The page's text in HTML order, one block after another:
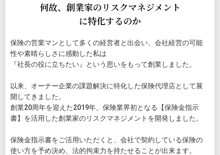
何故、創業家のリスクマネジメント
に特化するのか
保険の営業マンとして多くの経営者と出会い、会社経営の可能
性や素晴らしさに感動した私は
『社長の役に立ちたい』という思いをもって創業しました。
以来、オーナー企業の課題解決に特化した保険代理店として展
開してきました。
創業20周年を迎えた2019年、保険業界初となる【保険金指示
書】を活用した創業家のリスクマネジメントを開発しました。
保険金指示書をご活用いただくと、会社で契約している保険の
使い方を予め決め、法的拘束力を持たせることが出来ます。